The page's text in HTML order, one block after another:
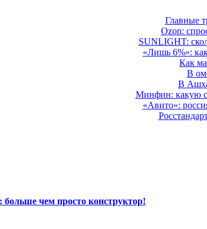
Главные
Ozon:
SUNLIGHT:
«Лишь 6%»:
Как
В
В
Минфин: какую
«Авито»:
больше чем просто конструктор!